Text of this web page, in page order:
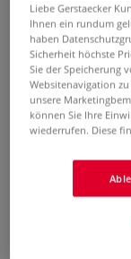
Super
Modelliermasse
Liebe Gerstaecker
Ihnen ein rundum
haben
Sicherheit höchste
Sie der Speicherung
Websitenavigation
unsere
können Sie Ihre
wiederrufen. Diese